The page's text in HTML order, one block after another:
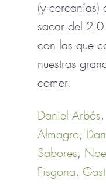
(y cercanías)
sacar del 2.0
con las que
nuestras
comer.
Daniel Arbós,
Almagro,
Sabores,
Fisgona,